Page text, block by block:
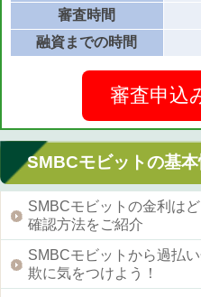
審査時間
融資までの時間
審査申込
SMBCモビットの基本
SMBCモビットの金利は
確認方法をご紹介
SMBCモビットから過払
欺に気をつけよう！